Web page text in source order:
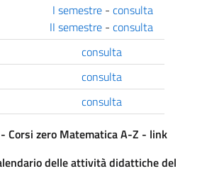
I semestre - consulta
II semestre - consulta
consulta
consulta
consulta
Corsi zero Matematica A-Z - link
delle attività didattiche del